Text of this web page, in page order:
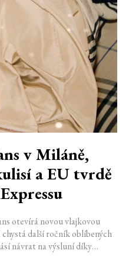
v Miláně,
a EU tvrdě
otevírá novou vlajkovou
další ročník oblíbených
návrat na výsluní díky